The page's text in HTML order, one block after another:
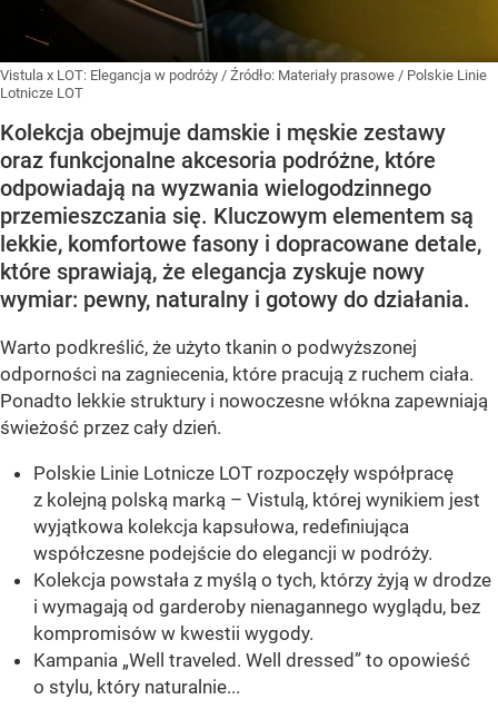
Vistula x LOT: Elegancja w podróży / Źródło: Materiały prasowe / Polskie Linie
Lotnicze LOT
Kolekcja obejmuje damskie i męskie zestawy
oraz funkcjonalne akcesoria podróżne, które
odpowiadają na wyzwania wielogodzinnego
przemieszczania się. Kluczowym elementem są
lekkie, komfortowe fasony i dopracowane detale,
które sprawiają, że elegancja zyskuje nowy
wymiar: pewny, naturalny i gotowy do działania.
Warto podkreślić, że użyto tkanin o podwyższonej
odporności na zagniecenia, które pracują z ruchem ciała.
Ponadto lekkie struktury i nowoczesne włókna zapewniają
świeżość przez cały dzień.
Polskie Linie Lotnicze LOT rozpoczęły współpracę
z kolejną polską marką – Vistulą, której wynikiem jest
wyjątkowa kolekcja kapsułowa, redefiniująca
współczesne podejście do elegancji w podróży.
Kolekcja powstała z myślą o tych, którzy żyją w drodze
i wymagają od garderoby nienagannego wyglądu, bez
kompromisów w kwestii wygody.
Kampania „Well traveled. Well dressed” to opowieść
o stylu, który naturalnie...